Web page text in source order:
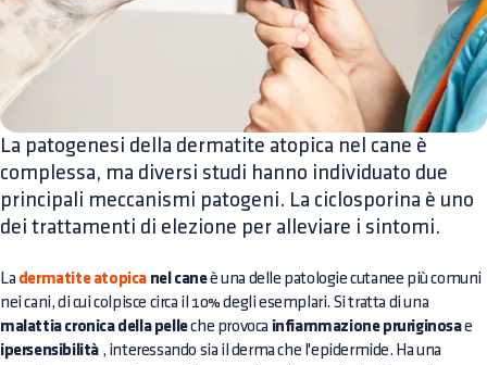
La patogenesi della dermatite atopica nel cane è
complessa, ma diversi studi hanno individuato due
principali meccanismi patogeni. La ciclosporina è uno
dei trattamenti di elezione per alleviare i sintomi.
La dermatite atopica nel caneè una delle patologie cutanee più comuni
nei cani, di cui colpisce circa il 10% degli esemplari. Si tratta di una
malattia cronica della pelleche provoca infiammazione pruriginosae
ipersensibilità , interessando sia il derma che l'epidermide. Ha una